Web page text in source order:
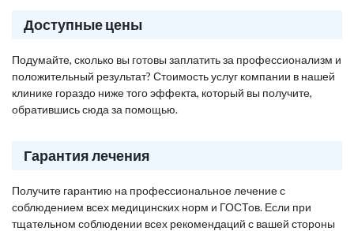
Доступные цены
Подумайте, сколько вы готовы заплатить за профессионализм и
положительный результат? Стоимость услуг компании в нашей
клинике гораздо ниже того эффекта, который вы получите,
обратившись сюда за помощью.
Гарантия лечения
Получите гарантию на профессиональное лечение с
соблюдением всех медицинских норм и ГОСТов. Если при
тщательном соблюдении всех рекомендаций с вашей стороны